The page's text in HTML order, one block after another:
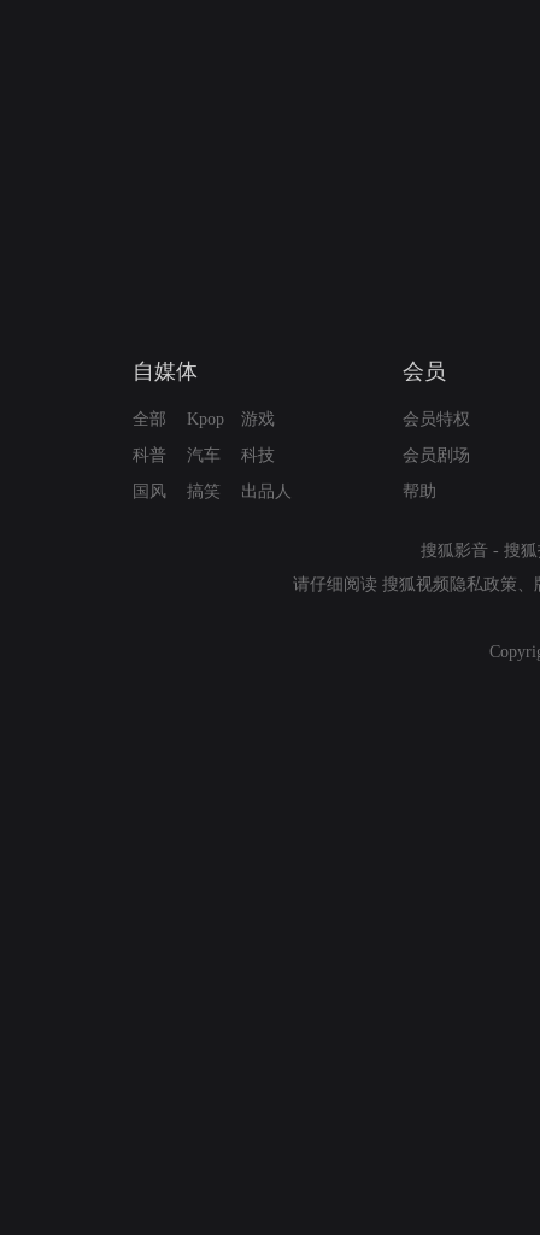
自媒体
全部
科普
国风
Kpop
汽车
搞笑
游戏
科技
出品人
会员
会员特权
会员剧场
帮助
搜狐影音 - 搜
请仔细阅读 搜狐视频隐私政策 、